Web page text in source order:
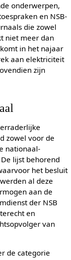
onderwerpen,
en NSB-
die zowel
niet meer dan
in het najaar
aan elektriciteit
zijn
zowel voor de
nationaal-
lijst behorend
het besluit
al deze
aan de
der NSB
en
van
de categorie